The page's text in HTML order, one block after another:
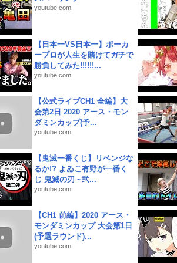
youtube.com
【日本一VS日本一】ポーカ
ープロが人生を賭けてガチで
勝負してみた!!!!!!...
youtube.com
【公式ライブCH1 全編】大
会第2日 2020 アース・モン
ダミンカップ(予...
youtube.com
【鬼滅一番くじ】リベンジな
るか!? よゐこ有野が一番く
じ 鬼滅の刃 ~弐...
youtube.com
【CH1 前編】2020 アース・
モンダミンカップ 大会第1日
(予選ラウンド)...
youtube.com